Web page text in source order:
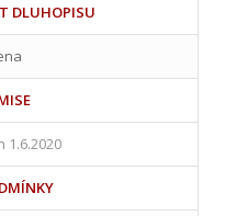
DLUHOPISU
1.6.2020